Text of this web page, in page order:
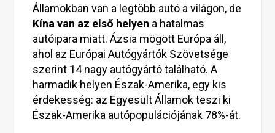
Államokban van a legtöbb autó a világon, de
Kína van az első helyen a hatalmas
autóipara miatt. Ázsia mögött Európa áll,
ahol az Európai Autógyártók Szövetsége
szerint 14 nagy autógyártó található. A
harmadik helyen Észak-Amerika, egy kis
érdekesség: az Egyesült Államok teszi ki
Észak-Amerika autópopulációjának 78%-át.